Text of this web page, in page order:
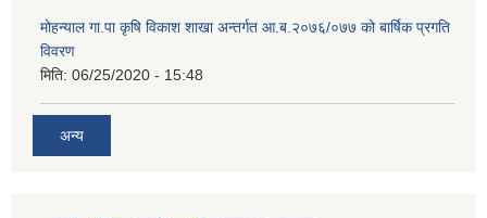
मोहन्याल गा.पा कृषि विकाश शाखा अन्तर्गत आ.ब.२०७६/०७७ को बार्षिक प्रगति
विवरण
मिति: 06/25/2020 - 15:48
अन्य